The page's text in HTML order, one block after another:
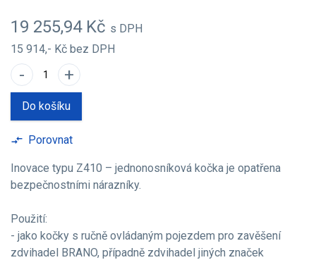
19 255,94 Kč s DPH
15 914,- Kč bez DPH
- +
Do košíku
compare_arrows Porovnat
Inovace typu Z410 – jednonosníková kočka je opatřena
bezpečnostními nárazníky.
Použití:
- jako kočky s ručně ovládaným pojezdem pro zavěšení
zdvihadel BRANO, případně zdvihadel jiných značek